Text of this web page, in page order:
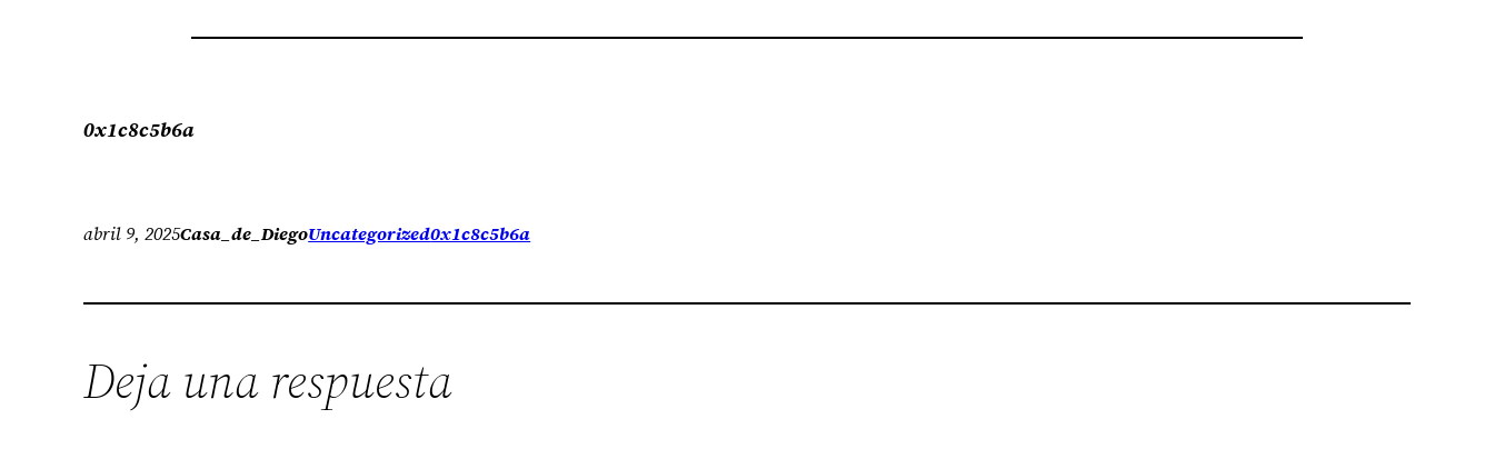
0x1c8c5b6a
abril 9, 2025Casa_de_DiegoUncategorized0x1c8c5b6a
Deja una respuesta